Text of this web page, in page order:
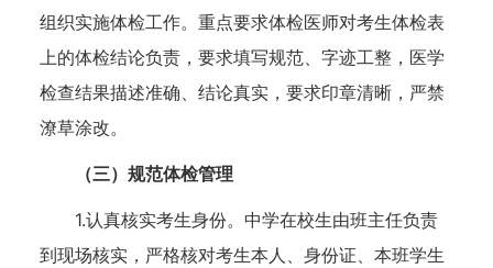
组织实施体检工作。重点要求体检医师对考生体检表
上的体检结论负责，要求填写规范、字迹工整，医学
检查结果描述准确、结论真实，要求印章清晰，严禁
潦草涂改。
（三）规范体检管理
1.认真核实考生身份。中学在校生由班主任负责
到现场核实，严格核对考生本人、身份证、本班学生